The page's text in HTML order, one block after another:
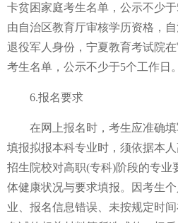
卡贫困家庭考生名单，公示不少
由自治区教育厅审核学历资格，
退役军人身份，宁夏教育考试院
考生名单，公示不少于5个工作日。
6.报名要求
在网上报名时，考生应准确
填报拟报本科专业时，须依据本
招生院校对高职(专科)阶段的专业
体健康状况与要求填报。因考生
业、报名信息错误、未按规定时